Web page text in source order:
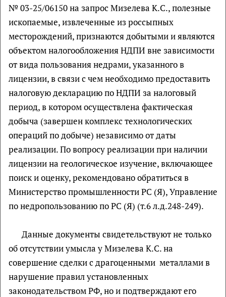
№ 03-25/06150 на запрос Мизелева К.С., полезные
ископаемые, извлеченные из россыпных
месторождений, признаются добытыми и являются
объектом налогообложения НДПИ вне зависимости
от вида пользования недрами, указанного в
лицензии, в связи с чем необходимо предоставить
налоговую декларацию по НДПИ за налоговый
период, в котором осуществлена фактическая
добыча (завершен комплекс технологических
операций по добыче) независимо от даты
реализации. По вопросу реализации при наличии
лицензии на геологическое изучение, включающее
поиск и оценку, рекомендовано обратиться в
Министерство промышленности РС (Я), Управление
по недропользованию по РС (Я) (т.6 л.д.248-249).
Данные документы свидетельствуют не только
об отсутствии умысла у Мизелева К.С. на
совершение сделки с драгоценными металлами в
нарушение правил установленных
законодательством РФ, но и подтверждают его